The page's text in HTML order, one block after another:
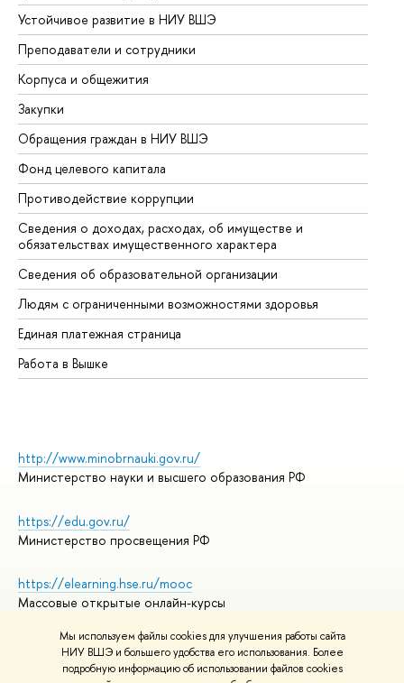
Мы используем файлы cookies для улучшения работы сайта
НИУ ВШЭ и большего удобства его использования. Более
подробную информацию об использовании файлов cookies
Устойчивое развитие в НИУ ВШЭ
Преподаватели и сотрудники
Корпуса и общежития
Закупки
Обращения граждан в НИУ ВШЭ
Фонд целевого капитала
Противодействие коррупции
Сведения о доходах, расходах, об имуществе и
обязательствах имущественного характера
Сведения об образовательной организации
Людям с ограниченными возможностями здоровья
Единая платежная страница
Работа в Вышке
http://www.minobrnauki.gov.ru/
Министерство науки и высшего образования РФ
https://edu.gov.ru/
Министерство просвещения РФ
https://elearning.hse.ru/mooc
Массовые открытые онлайн-курсы
© НИУ ВШЭ 1993–2026 Адреса и контакты